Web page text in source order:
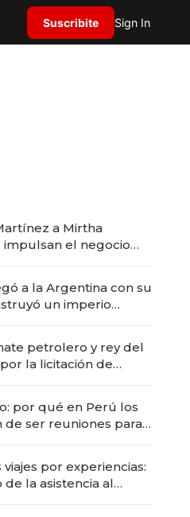
Suscribite Sign In
a Mirtha
impulsan el negocio
a la Argentina con su
un imperio
petrolero y rey del
la licitación de
por qué en Perú los
de ser reuniones para
por experiencias:
la asistencia al